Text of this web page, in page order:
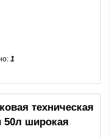
1
техническая
50л широкая